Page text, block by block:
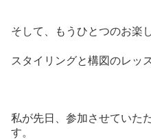
そして、もうひとつのお楽
スタイリングと構図のレッ
私が先日、参加させていた
す。